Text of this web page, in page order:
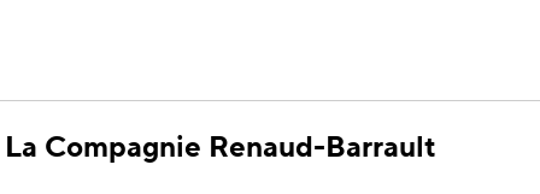
La Compagnie Renaud-Barrault